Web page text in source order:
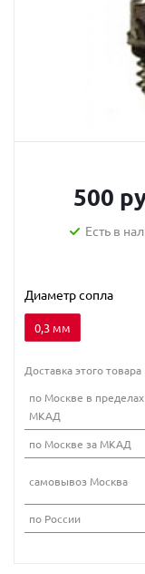
500
Есть в
Диаметр сопла
0,3 мм
Доставка этого товара
по Москве в пределах
МКАД
по Москве за МКАД
самовывоз Москва
по России